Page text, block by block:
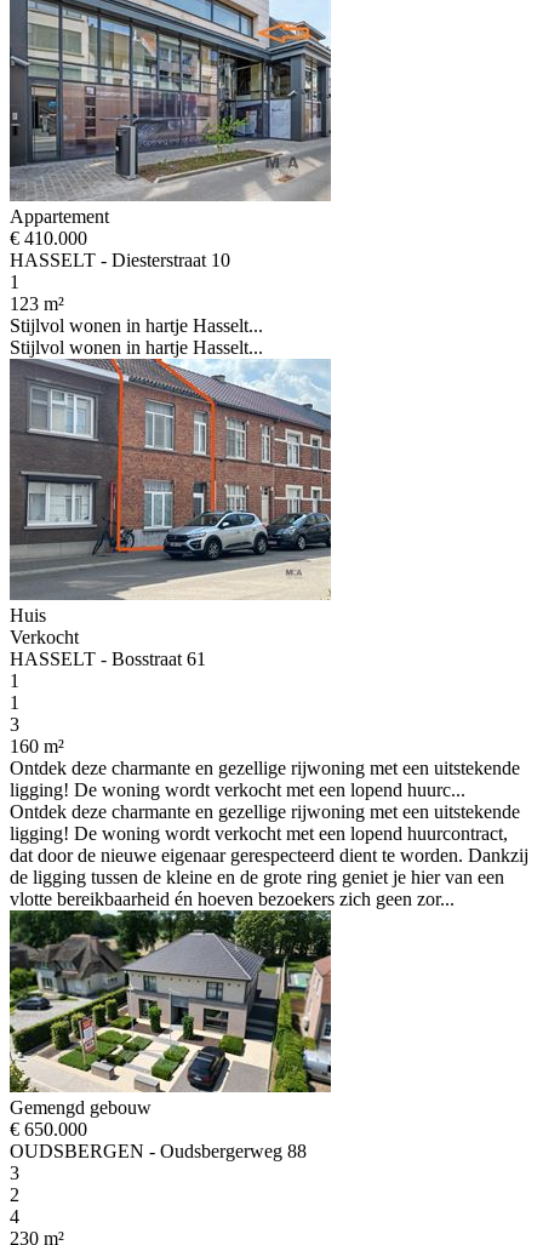
Appartement
€ 410.000
HASSELT - Diesterstraat 10
1
123 m²
Stijlvol wonen in hartje Hasselt...
Stijlvol wonen in hartje Hasselt...
Huis
Verkocht
HASSELT - Bosstraat 61
1
1
3
160 m²
Ontdek deze charmante en gezellige rijwoning met een uitstekende
ligging! De woning wordt verkocht met een lopend huurc...
Ontdek deze charmante en gezellige rijwoning met een uitstekende
ligging! De woning wordt verkocht met een lopend huurcontract,
dat door de nieuwe eigenaar gerespecteerd dient te worden. Dankzij
de ligging tussen de kleine en de grote ring geniet je hier van een
vlotte bereikbaarheid én hoeven bezoekers zich geen zor...
Gemengd gebouw
€ 650.000
OUDSBERGEN - Oudsbergerweg 88
3
2
4
230 m²